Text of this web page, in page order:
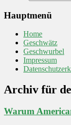
Hauptmenü
Home
Geschwätz
Geschwurbel
Impressum
Archiv für
Warum